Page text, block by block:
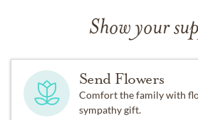
Show your
Send Flowers
Comfort the family with
sympathy gift.